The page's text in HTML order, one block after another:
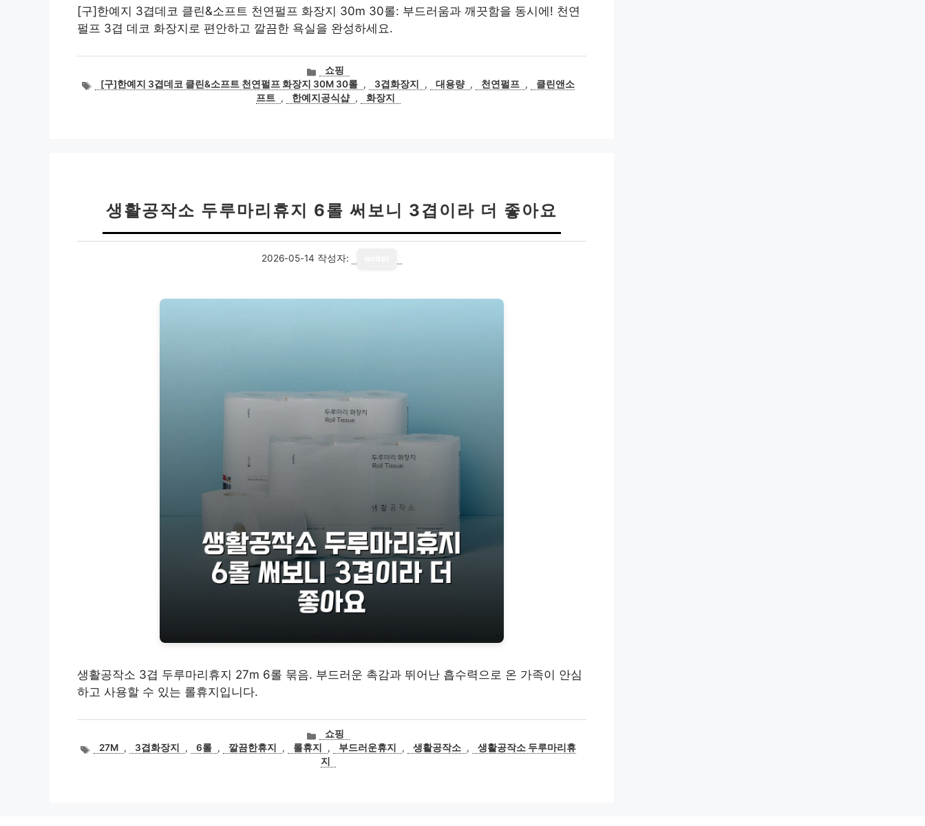
[구]한예지 3겹데코 클린&소프트 천연펄프 화장지 30m 30롤: 부드러움과 깨끗함을 동시에! 천연
펄프 3겹 데코 화장지로 편안하고 깔끔한 욕실을 완성하세요.
카
테
고
쇼핑
태[구]한예지 3겹데코 클린&소프트 천연펄프 화장지 30M 30롤 , 3겹화장지 , 대용량 , 천연펄프 ,
클린앤소
프트 , 한예지공식샵 , 화장지
생활공작소 두루마리휴지 6롤 써보니 3겹이라 더 좋아요
2026-05-14 작성자:
생활공작소 3겹 두루마리휴지 27m 6롤 묶음. 부드러운 촉감과 뛰어난 흡수력으로 온 가족이 안심
하고 사용할 수 있는 롤휴지입니다.
카
테
고
쇼핑
태27M , 3겹화장지 , 6롤 , 깔끔한휴지 , 롤휴지 , 부드러운휴지 , 생활공작소 ,
생활공작소 두루마리휴
지